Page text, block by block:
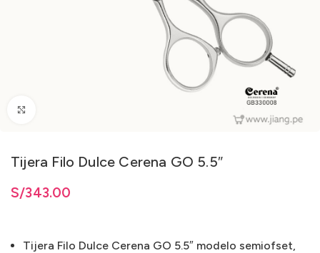
Tijera Filo Dulce Cerena GO 5.5″
S/343.00
Tijera Filo Dulce Cerena GO 5.5″ modelo semiofset,